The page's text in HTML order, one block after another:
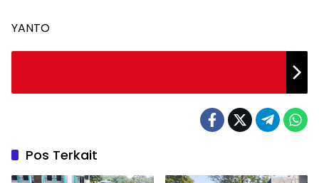
YANTO
Pos Terkait